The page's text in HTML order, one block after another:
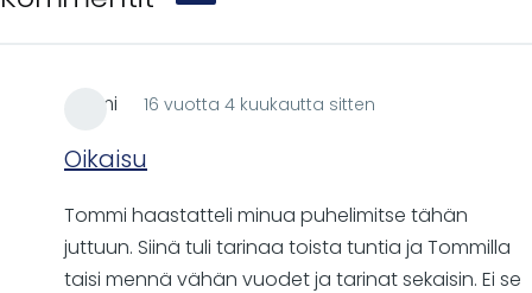
Atomi 16 vuotta 4 kuukautta sitten
Oikaisu
Tommi haastatteli minua puhelimitse tähän
juttuun. Siinä tuli tarinaa toista tuntia ja Tommilla
taisi mennä vähän vuodet ja tarinat sekaisin. Ei se